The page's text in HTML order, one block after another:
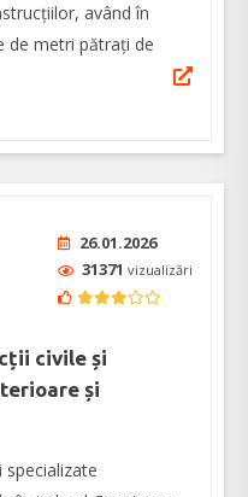
având în
de metri pătrați de
26.01.2026
31371 vizualizări
civile și
și
specializate